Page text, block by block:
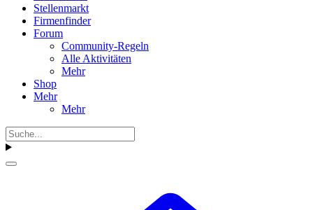
Stellenmarkt
Firmenfinder
Forum
Community-Regeln
Alle Aktivitäten
Mehr
Shop
Mehr
Mehr